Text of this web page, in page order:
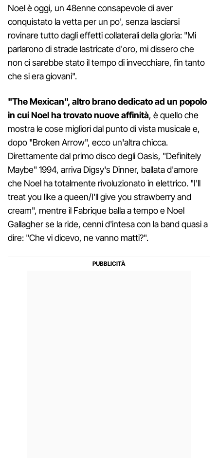
Noel è oggi, un 48enne consapevole di aver
conquistato la vetta per un po', senza lasciarsi
rovinare tutto dagli effetti collaterali della gloria: "Mi
parlarono di strade lastricate d'oro, mi dissero che
non ci sarebbe stato il tempo di invecchiare, fin tanto
che si era giovani".
"The Mexican", altro brano dedicato ad un popolo
in cui Noel ha trovato nuove affinità, è quello che
mostra le cose migliori dal punto di vista musicale e,
dopo "Broken Arrow", ecco un'altra chicca.
Direttamente dal primo disco degli Oasis, "Definitely
Maybe" 1994, arriva Digsy's Dinner, ballata d'amore
che Noel ha totalmente rivoluzionato in elettrico. "I'll
treat you like a queen/I'll give you strawberry and
cream", mentre il Fabrique balla a tempo e Noel
Gallagher se la ride, cenni d'intesa con la band quasi a
dire: "Che vi dicevo, ne vanno matti?".